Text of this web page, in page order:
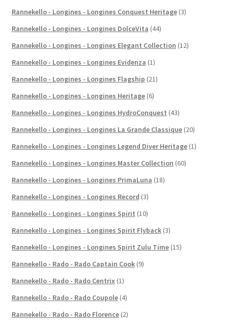
Rannekello - Longines - Longines Conquest Heritage (3)
Rannekello - Longines - Longines DolceVita (44)
Rannekello - Longines - Longines Elegant Collection (12)
Rannekello - Longines - Longines Evidenza (1)
Rannekello - Longines - Longines Flagship (21)
Rannekello - Longines - Longines Heritage (6)
Rannekello - Longines - Longines HydroConquest (43)
Rannekello - Longines - Longines La Grande Classique (20)
Rannekello - Longines - Longines Legend Diver Heritage (1)
Rannekello - Longines - Longines Master Collection (60)
Rannekello - Longines - Longines PrimaLuna (18)
Rannekello - Longines - Longines Record (3)
Rannekello - Longines - Longines Spirit (10)
Rannekello - Longines - Longines Spirit Flyback (3)
Rannekello - Longines - Longines Spirit Zulu Time (15)
Rannekello - Rado - Rado Captain Cook (9)
Rannekello - Rado - Rado Centrix (1)
Rannekello - Rado - Rado Coupole (4)
Rannekello - Rado - Rado Florence (2)